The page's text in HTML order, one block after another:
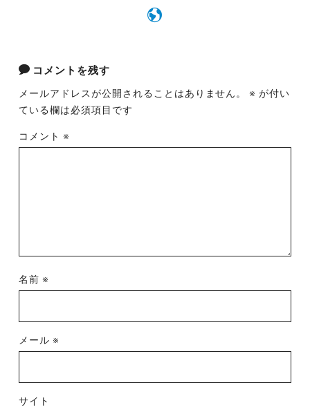
コメントを残す
メールアドレスが公開されることはありません。 ※ が付い
ている欄は必須項目です
コメント ※
名前 ※
メール ※
サイト